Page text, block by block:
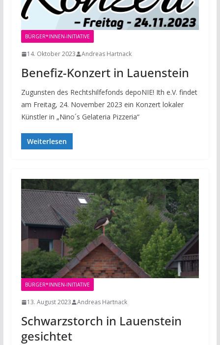
BÜRGER*INNEN-INITIATIVE
14. Oktober 2023 Andreas Hartnack
Benefiz-Konzert in Lauenstein
Zugunsten des Rechtshilfefonds depoNIE! Ith e.V. findet
am Freitag, 24. November 2023 ein Konzert lokaler
Künstler in „Nino´s Gelateria Pizzeria“
Weiterlesen
BÜRGER*INNEN-INITIATIVE
13. August 2023 Andreas Hartnack
Schwarzstorch in Lauenstein
gesichtet